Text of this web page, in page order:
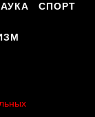
СПОРТ